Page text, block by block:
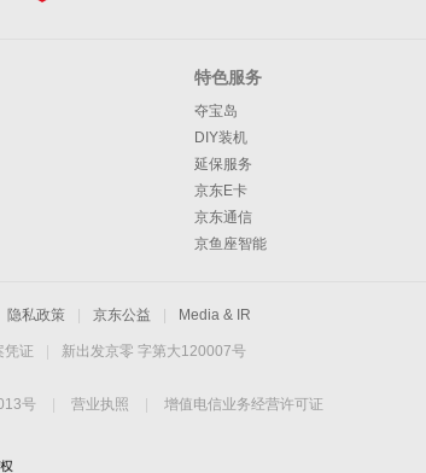
特色服务
夺宝岛
DIY装机
延保服务
京东E卡
京东通信
京鱼座智能
隐私政策 京东公益 Media & IR
凭证
新出发京零 字第大120007号
号 营业执照
增值电信业务经营许可证